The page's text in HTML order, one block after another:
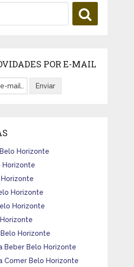
POR E-MAIL
Horizonte
Horizonte
Horizonte
Horizonte
Horizonte
Beber Belo Horizonte
Comer Belo Horizonte